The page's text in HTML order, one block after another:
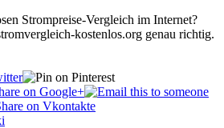
Strompreise-Vergleich im Internet?
kostenlos.org genau richtig.